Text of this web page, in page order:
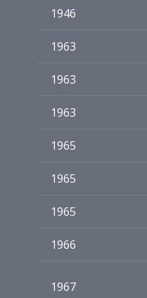
1946
1963
1963
1963
1965
1965
1965
1966
1967